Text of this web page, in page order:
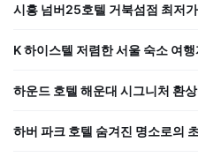
시흥 넘버25호텔 거북섬점 최저
K 하이스텔 저렴한 서울 숙소 여
하운드 호텔 해운대 시그니처 환
하버 파크 호텔 숨겨진 명소로의